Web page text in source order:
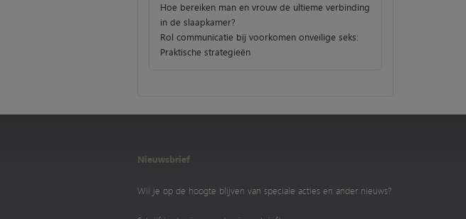
Hoe bereiken man en vrouw de ultieme verbinding
in de slaapkamer?
Rol communicatie bij voorkomen onveilige seks:
Praktische strategieën
Nieuwsbrief
Wil je op de hoogte blijven van speciale acties en ander nieuws?